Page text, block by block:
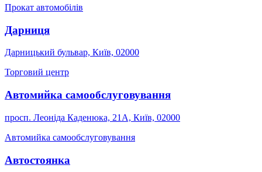
Прокат автомобілів
Дарниця
Дарницький бульвар, Київ, 02000
Торговий центр
Автомийка самообслуговування
просп. Леоніда Каденюка, 21А, Київ, 02000
Автомийка самообслуговування
Автостоянка